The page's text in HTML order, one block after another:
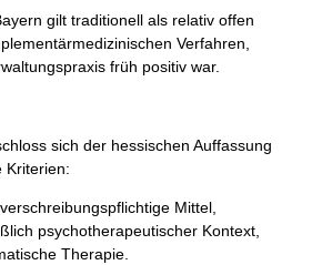
gilt traditionell als relativ offen
Verfahren,
früh positiv war.
sich der hessischen Auffassung
Kriterien:
Mittel,
psychotherapeutischer Kontext,
Therapie.